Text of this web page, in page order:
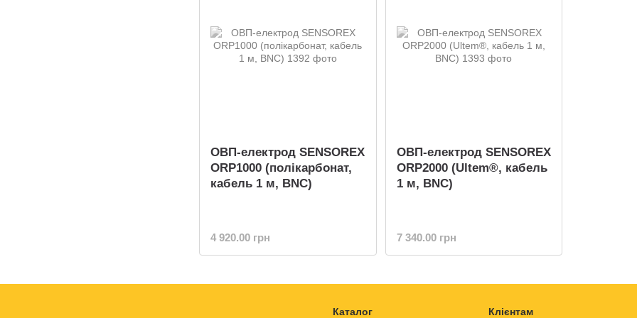
ОВП-електрод SENSOREX
ORP1000 (полікарбонат,
кабель 1 м, BNC)
4 920.00 грн
ОВП-електрод SENSOREX
ORP2000 (Ultem®, кабель
1 м, BNC)
7 340.00 грн
Каталог Клієнтам